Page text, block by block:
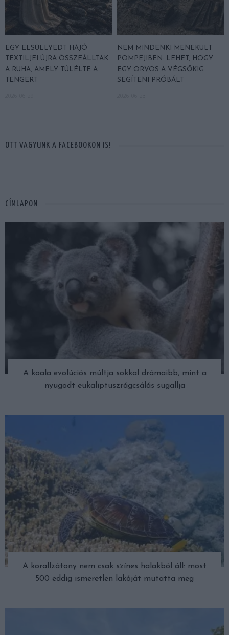
EGY ELSÜLLYEDT HAJÓ
TEXTILJEI ÚJRA ÖSSZEÁLLTAK:
A RUHA, AMELY TÚLÉLTE A
TENGERT
NEM MINDENKI MENEKÜLT
POMPEJIBEN: LEHET, HOGY
EGY ORVOS A VÉGSŐKIG
SEGÍTENI PRÓBÁLT
OTT VAGYUNK A FACEBOOKON IS!
CÍMLAPON
A koala evolúciós múltja sokkal drámaibb, mint a
nyugodt eukaliptuszrágcsálás sugallja
A korallzátony nem csak színes halakból áll: most
500 eddig ismeretlen lakóját mutatta meg